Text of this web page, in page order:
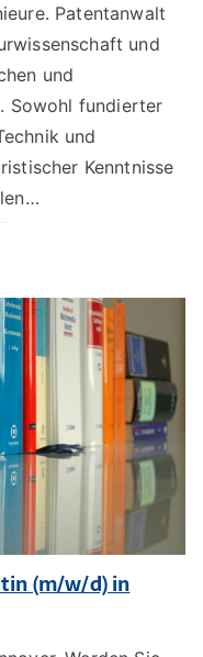
Patentanwalt
und
und
Sowohl fundierter
und
Kenntnisse
(m/w/d) in